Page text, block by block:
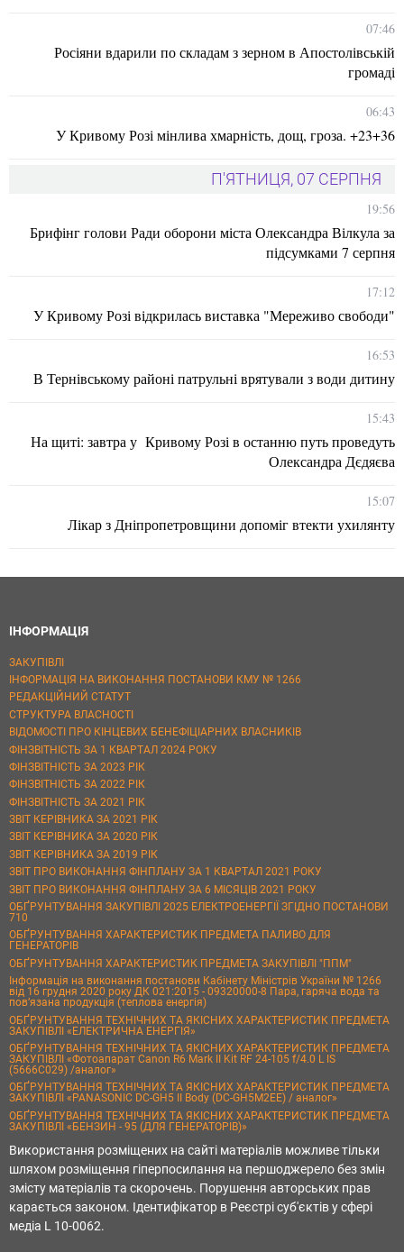
07:46
Росіяни вдарили по складам з зерном в Апостолівській
громаді
06:43
У Кривому Розі мінлива хмарність, дощ, гроза. +23+36
П'ЯТНИЦЯ, 07 СЕРПНЯ
19:56
Брифінг голови Ради оборони міста Олександра Вілкула за
підсумками 7 серпня
17:12
У Кривому Розі відкрилась виставка "Мереживо свободи"
16:53
В Тернівському районі патрульні врятували з води дитину
15:43
На щиті: завтра у Кривому Розі в останню путь проведуть
Олександра Дєдяєва
15:07
Лікар з Дніпропетровщини допоміг втекти ухилянту
ІНФОРМАЦІЯ
ЗАКУПІВЛІ
ІНФОРМАЦІЯ НА ВИКОНАННЯ ПОСТАНОВИ КМУ № 1266
РЕДАКЦІЙНИЙ СТАТУТ
СТРУКТУРА ВЛАСНОСТІ
ВІДОМОСТІ ПРО КІНЦЕВИХ БЕНЕФІЦІАРНИХ ВЛАСНИКІВ
ФІНЗВІТНІСТЬ ЗА 1 КВАРТАЛ 2024 РОКУ
ФІНЗВІТНІСТЬ ЗА 2023 РІК
ФІНЗВІТНІСТЬ ЗА 2022 РІК
ФІНЗВІТНІСТЬ ЗА 2021 РІК
ЗВІТ КЕРІВНИКА ЗА 2021 РІК
ЗВІТ КЕРІВНИКА ЗА 2020 РІК
ЗВІТ КЕРІВНИКА ЗА 2019 РІК
ЗВІТ ПРО ВИКОНАННЯ ФІНПЛАНУ ЗА 1 КВАРТАЛ 2021 РОКУ
ЗВІТ ПРО ВИКОНАННЯ ФІНПЛАНУ ЗА 6 МІСЯЦІВ 2021 РОКУ
ОБҐРУНТУВАННЯ ЗАКУПІВЛІ 2025 ЕЛЕКТРОЕНЕРГІЇ ЗГІДНО ПОСТАНОВИ
710
ОБҐРУНТУВАННЯ ХАРАКТЕРИСТИК ПРЕДМЕТА ПАЛИВО ДЛЯ
ГЕНЕРАТОРІВ
ОБҐРУНТУВАННЯ ХАРАКТЕРИСТИК ПРЕДМЕТА ЗАКУПІВЛІ "ППМ"
Інформація на виконання постанови Кабінету Міністрів України № 1266
від 16 грудня 2020 року ДК 021:2015 - 09320000-8 Пара, гаряча вода та
пов’язана продукція (теплова енергія)
ОБҐРУНТУВАННЯ ТЕХНІЧНИХ ТА ЯКІСНИХ ХАРАКТЕРИСТИК ПРЕДМЕТА
ЗАКУПІВЛІ «ЕЛЕКТРИЧНА ЕНЕРГІЯ»
ОБҐРУНТУВАННЯ ТЕХНІЧНИХ ТА ЯКІСНИХ ХАРАКТЕРИСТИК ПРЕДМЕТА
ЗАКУПІВЛІ «Фотоапарат Canon R6 Mark II Kit RF 24-105 f/4.0 L IS
(5666C029) /аналог»
ОБҐРУНТУВАННЯ ТЕХНІЧНИХ ТА ЯКІСНИХ ХАРАКТЕРИСТИК ПРЕДМЕТА
ЗАКУПІВЛІ «PANASONIC DC-GH5 II Body (DC-GH5M2EE) / аналог»
ОБҐРУНТУВАННЯ ТЕХНІЧНИХ ТА ЯКІСНИХ ХАРАКТЕРИСТИК ПРЕДМЕТА
ЗАКУПІВЛІ «БЕНЗИН - 95 (ДЛЯ ГЕНЕРАТОРІВ)»
Використання розміщених на сайті матеріалів можливе тільки
шляхом розміщення гіперпосилання на першоджерело без змін
змісту матеріалів та скорочень. Порушення авторських прав
карається законом. Ідентифікатор в Реєстрі суб'єктів у сфері
медіа L 10-0062.